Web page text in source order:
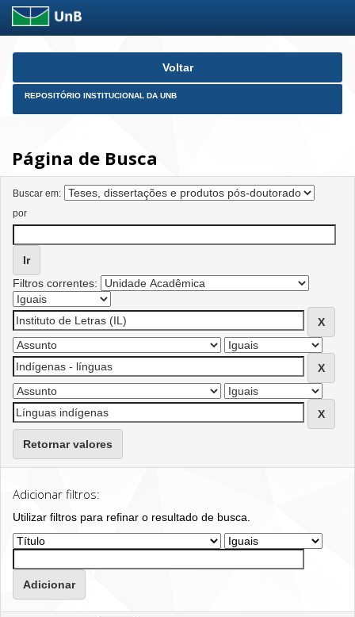
Skip
Voltar
REPOSITÓRIO INSTITUCIONAL DA UNB
Página de Busca
Buscar em:
por
Filtros correntes:
Retornar valores
Adicionar filtros:
Utilizar filtros para refinar o resultado de busca.